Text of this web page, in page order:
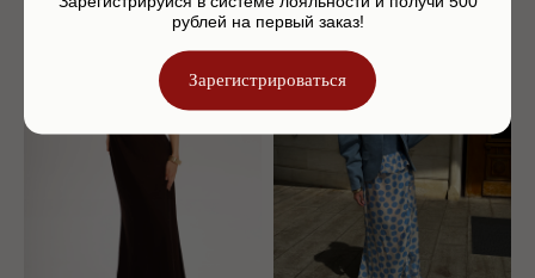
-50%
рублей на первый заказ!
Зарегистрироваться